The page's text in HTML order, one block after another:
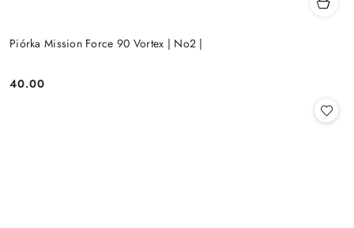
Piórka Mission Force 90 Vortex | No2 |
Cena:
40.00